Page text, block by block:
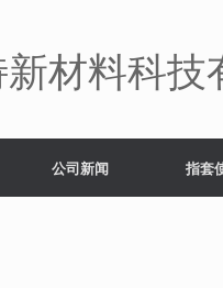
材料科技
公司新闻 指套